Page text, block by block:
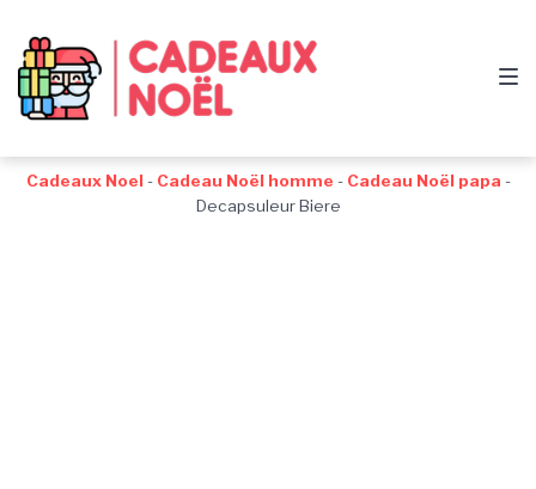
navigation
au
contenu
au
pied
de
Cadeaux Noel - Cadeau Noël homme - Cadeau Noël papa -
Decapsuleur Biere